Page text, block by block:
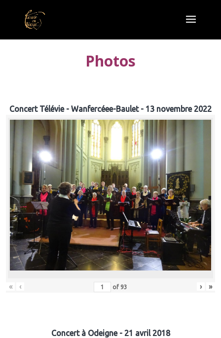
Photos
Concert Télévie - Wanfercéee-Baulet - 13 novembre 2022
« ‹ of 93 › »
Concert à Odeigne - 21 avril 2018